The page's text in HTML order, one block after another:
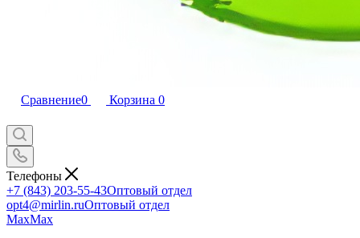
Сравнение0 Корзина 0
Телефоны
+7 (843) 203-55-43Оптовый отдел
opt4@mirlin.ruОптовый отдел
MaxMax